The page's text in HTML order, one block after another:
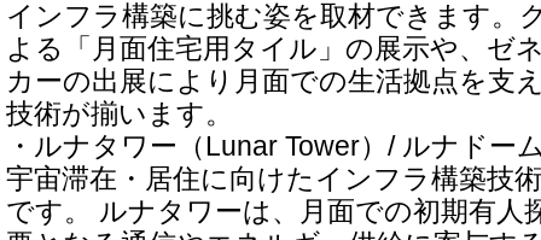
インフラ構築に挑む姿を取材できます。
よる「月面住宅用タイル」の展示や、ゼ
カーの出展により月面での生活拠点を支
技術が揃います。
・ルナタワー（Lunar Tower）/ ルナドー
宇宙滞在・居住に向けたインフラ構築技
です。 ルナタワーは、月面での初期有人